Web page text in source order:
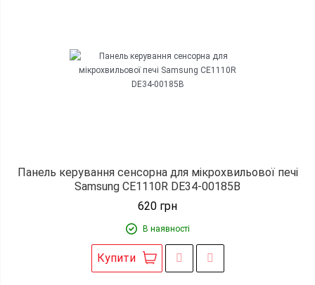
Панель керування сенсорна для мікрохвильової печі
Samsung CE1110R DE34-00185B
620 грн
В наявності
Купити